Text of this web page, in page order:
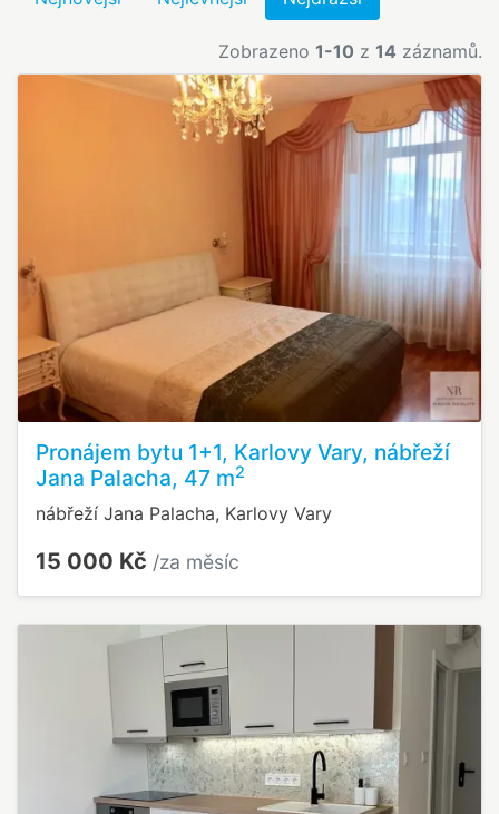
Zobrazeno 1-10 z 14 záznamů.
Pronájem bytu 1+1, Karlovy Vary, nábřeží
Jana Palacha, 47 m2
nábřeží Jana Palacha, Karlovy Vary
15 000 Kč /za měsíc